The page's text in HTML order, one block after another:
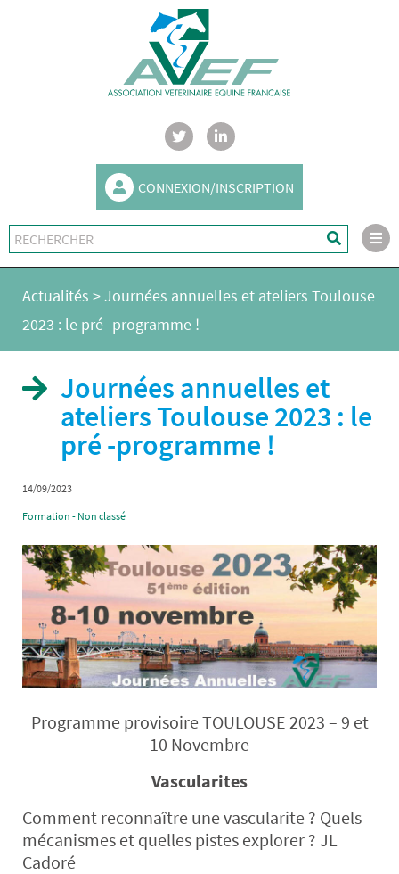
CONNEXION/INSCRIPTION
Actualités >Journées annuelles et ateliers Toulouse
2023 : le pré -programme !
Journées annuelles et
ateliers Toulouse 2023 : le
pré -programme !
14/09/2023
Formation - Non classé
Programme provisoire TOULOUSE 2023 – 9 et
10 Novembre
Vascularites
Comment reconnaître une vascularite ? Quels
mécanismes et quelles pistes explorer ? JL
Cadoré